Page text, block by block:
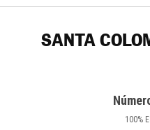
SANTA
100%